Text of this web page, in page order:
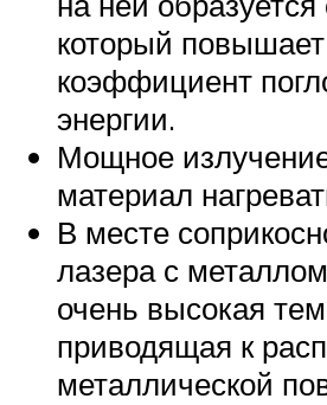
который повышает
коэффициент
энергии.
Мощное
материал
В месте
лазера с
очень высокая
приводящая к
металлической